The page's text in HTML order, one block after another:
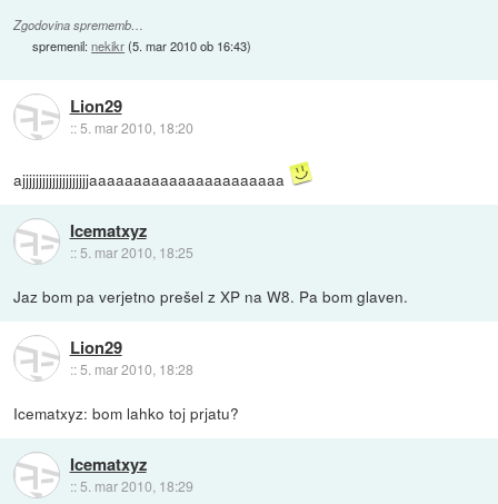
Zgodovina sprememb…
spremenil:nekikr(5. mar 2010 ob 16:43)
Lion29
::5. mar 2010, 18:20
ajjjjjjjjjjjjjjjjjjjjaaaaaaaaaaaaaaaaaaaaaa
Icematxyz
:: 5. mar 2010, 18:25
Jaz bom pa verjetno prešel z XP na W8. Pa bom glaven.
Lion29
::5. mar 2010, 18:28
Icematxyz: bom lahko toj prjatu?
Icematxyz
:: 5. mar 2010, 18:29